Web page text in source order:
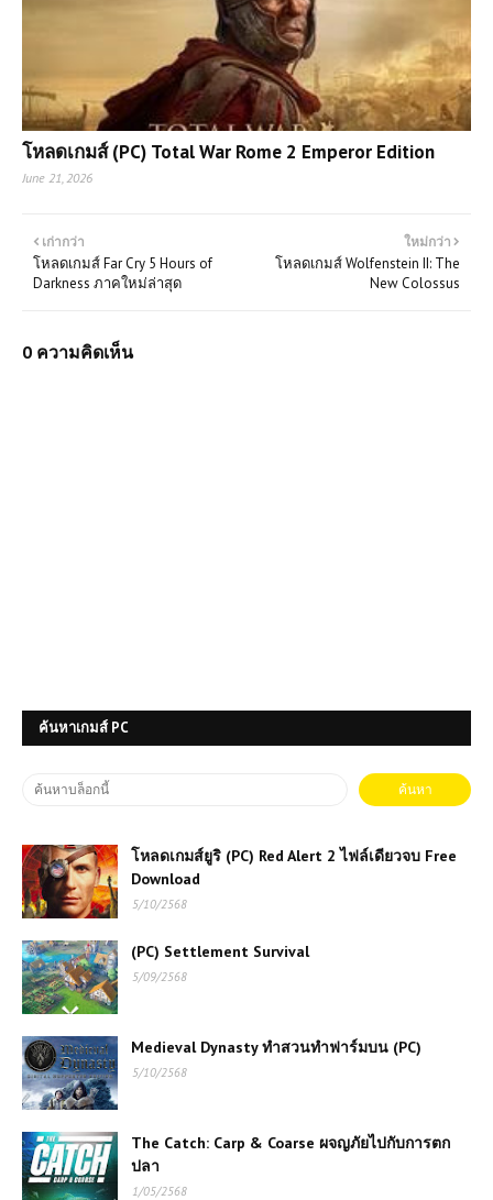
โหลดเกมส์ (PC) Total War Rome 2 Emperor Edition
June 21, 2026
ใหม่กว่า
โหลดเกมส์ Wolfenstein II: The
New Colossus
เก่ากว่า
โหลดเกมส์ Far Cry 5 Hours of
Darkness ภาคใหม่ล่าสุด
0 ความคิดเห็น
ค้นหาเกมส์ PC
โหลดเกมส์ยูริ (PC) Red Alert 2 ไฟล์เดียวจบ Free
Download
5/10/2568
(PC) Settlement Survival
5/09/2568
Medieval Dynasty ทำสวนทำฟาร์มบน (PC)
5/10/2568
The Catch: Carp & Coarse ผจญภัยไปกับการตก
ปลา
1/05/2568